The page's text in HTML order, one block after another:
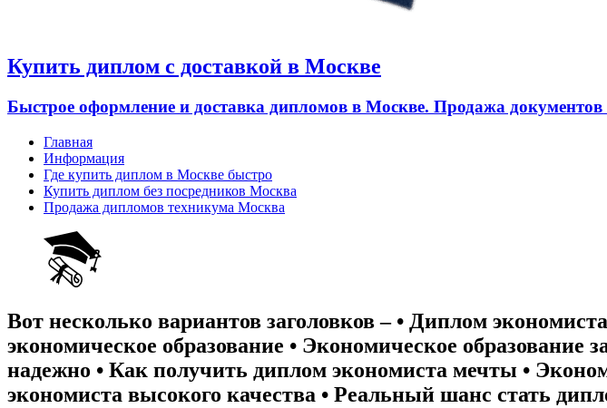
Купить диплом с доставкой в Москве
Быстрое оформление и доставка дипломов в Москве. Продажа документов
Главная
Информация
Где купить диплом в Москве быстро
Купить диплом без посредников Москва
Продажа дипломов техникума Москва
Вот несколько вариантов заголовков – • Диплом
экономическое образование • Экономическое
надежно • Как получить диплом экономиста мечты •
экономиста высокого качества • Реальный шанс стать